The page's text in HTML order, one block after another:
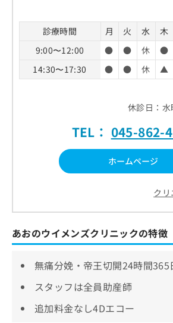
診療時間 月 火 水 木
9:00〜12:00
● ● 休 ●
14:30〜17:30
● ● 休 ▲
休診日：水
TEL： 045-862-
ホームページ
クリ
あおのウイメンズクリニックの特徴
無痛分娩・帝王切開24時間365
スタッフは全員助産師
追加料金なし4Dエコー